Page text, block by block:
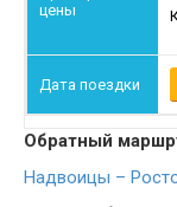
Обратный
Надвоицы –